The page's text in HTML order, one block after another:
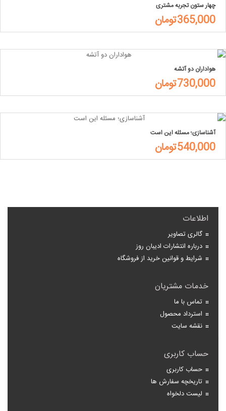
چهار ستون تجربه مشتری
365,000تومان
هواداران دو آتشه
730,000تومان
آشناسازی؛ مسئله این است
540,000تومان
اطلاعات
گالری تصاویر
درباره انتشارات ادیبان روز
شرایط و قوانین خرید از فروشگاه
خدمات مشتریان
تماس با ما
استرداد محصول
نقشه سایت
حساب کاربری
حساب کاربری
تاریخچه سفارش ها
لیست دلخواه